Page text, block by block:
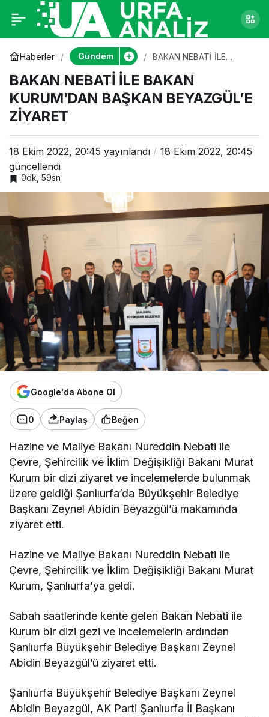
Haberler Gündem
BAKAN NEBATİ İLE
BAŞKAN BEYAZGÜL’E
ZİYARET
BAKAN NEBATİ İLE BAKAN
KURUM’DAN BAŞKAN BEYAZGÜL’E
ZİYARET
18 Ekim 2022, 20:45 yayınlandı
18 Ekim 2022, 20:45
güncellendi
0dk, 59sn
Google'da Abone Ol
0 Paylaş Beğen
Hazine ve Maliye Bakanı Nureddin Nebati ile
Çevre, Şehircilik ve İklim Değişikliği Bakanı Murat
Kurum bir dizi ziyaret ve incelemelerde bulunmak
üzere geldiği Şanlıurfa’da Büyükşehir Belediye
Başkanı Zeynel Abidin Beyazgül’ü makamında
ziyaret etti.
Hazine ve Maliye Bakanı Nureddin Nebati ile
Çevre, Şehircilik ve İklim Değişikliği Bakanı Murat
Kurum, Şanlıurfa’ya geldi.
Sabah saatlerinde kente gelen Bakan Nebati ile
Kurum bir dizi gezi ve incelemelerin ardından
Şanlıurfa Büyükşehir Belediye Başkanı Zeynel
Abidin Beyazgül’ü ziyaret etti.
Şanlıurfa Büyükşehir Belediye Başkanı Zeynel
Abidin Beyazgül, AK Parti Şanlıurfa İl Başkanı
BAKAN NEBATİ İLE
BAKAN KURUM’DAN
BAŞKAN BEYAZGÜL’E
ZİYARET
0